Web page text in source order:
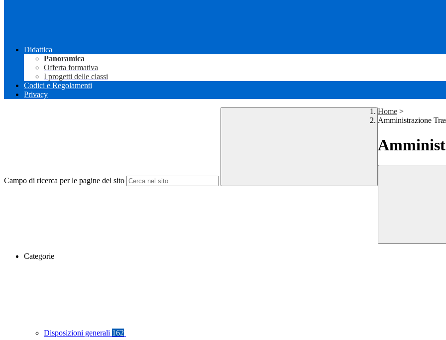
Didattica
Panoramica
Offerta formativa
I progetti delle classi
Codici e Regolamenti
Privacy
Campo di ricerca per le pagine del sito
Home >
Amministrazione
Categorie
Disposizioni generali 162